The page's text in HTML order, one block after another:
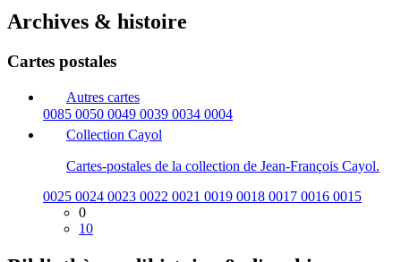
Archives & histoire
Cartes postales
Autres cartes
0085 0050 0049 0039 0034 0004
Collection Cayol
Cartes-postales de la collection de Jean-François Cayol.
0025 0024 0023 0022 0021 0019 0018 0017 0016 0015
0
10